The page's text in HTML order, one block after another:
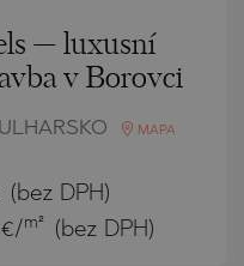
— luxusní
v Borovci
MAPA
(bez DPH)
€/m² (bez DPH)